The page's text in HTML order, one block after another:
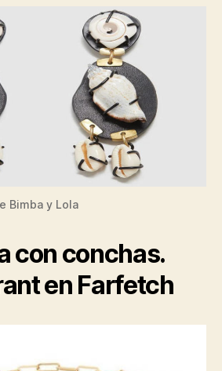
Bimba y Lola
con conchas.
en Farfetch